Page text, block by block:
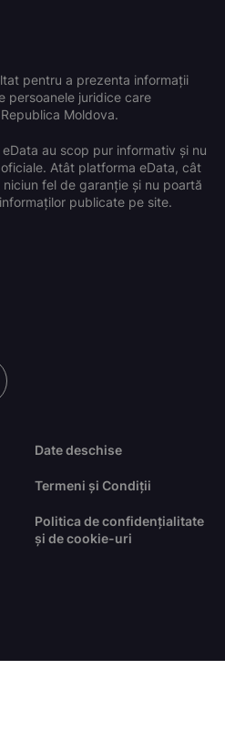
pentru a prezenta informații
persoanele juridice care
Moldova.
au scop pur informativ și nu
Atât platforma eData, cât
fel de garanție și nu poartă
publicate pe site.
Date deschise
Termeni și Condiții
Politica de confidențialitate
și de cookie-uri